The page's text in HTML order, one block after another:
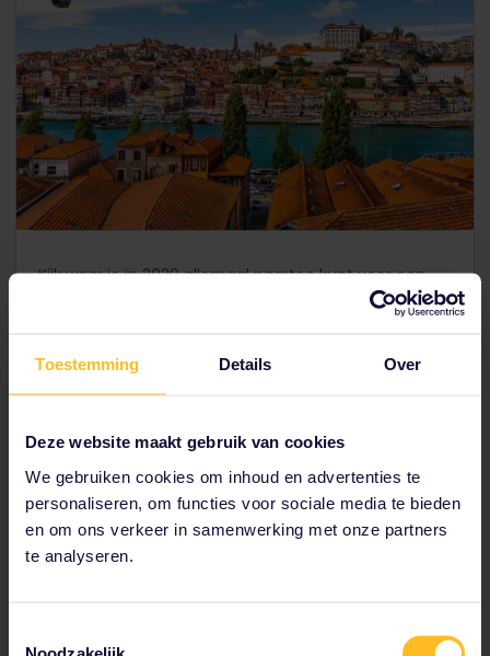
Toestemming Details Over
Deze website maakt gebruik van cookies
We gebruiken cookies om inhoud en advertenties te
personaliseren, om functies voor sociale media te bieden
en om ons verkeer in samenwerking met onze partners
te analyseren.
Noodzakelijk
Kijk waar je in 2020 allemaal naartoe kunt voor een
Meer seizoensroutes
Slovenië en Kroatië in de zomer
Interrailen in de lente